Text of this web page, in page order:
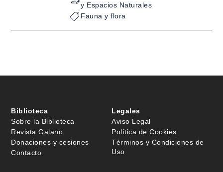
y Espacios Naturales
Fauna y flora
Biblioteca
Sobre la Biblioteca
Revista Galano
Donaciones y cesiones
Contacto
Legales
Aviso Legal
Política de Cookies
Términos y Condiciones de
Uso